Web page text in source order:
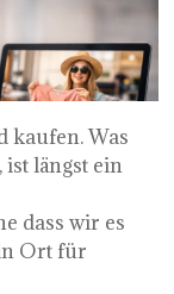
kaufen. Was
längst ein
dass wir es
Ort für